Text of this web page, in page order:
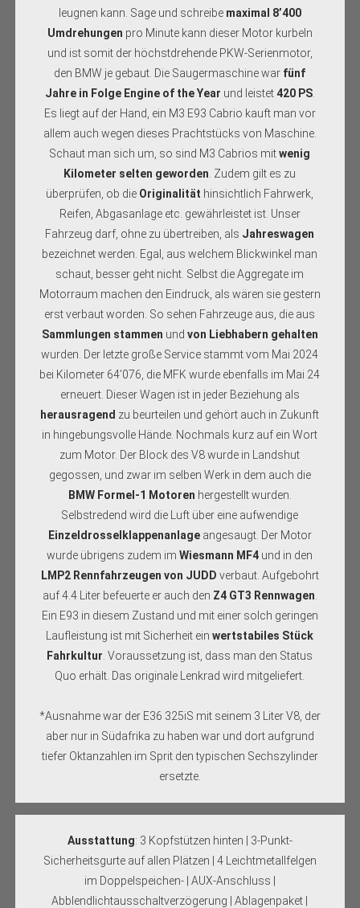
leugnen kann. Sage und schreibe maximal 8’400
Umdrehungen pro Minute kann dieser Motor kurbeln
und ist somit der höchstdrehende PKW-Serienmotor,
den BMW je gebaut. Die Saugermaschine war fünf
Jahre in Folge Engine of the Year und leistet 420 PS.
Es liegt auf der Hand, ein M3 E93 Cabrio kauft man vor
allem auch wegen dieses Prachtstücks von Maschine.
Schaut man sich um, so sind M3 Cabrios mitwenig
Kilometer selten geworden . Zudem gilt es zu
überprüfen, ob die Originalität hinsichtlich Fahrwerk,
Reifen, Abgasanlage etc. gewährleistet ist. Unser
Fahrzeug darf, ohne zu übertreiben, als Jahreswagen
bezeichnet werden. Egal, aus welchem Blickwinkel man
schaut, besser geht nicht. Selbst die Aggregate im
Motorraum machen den Eindruck, als wären sie gestern
erst verbaut worden. So sehen Fahrzeuge aus, die aus
Sammlungen stammen und von Liebhabern gehalten
wurden. Der letzte große Service stammt vom Mai 2024
bei Kilometer 64’076, die MFK wurde ebenfalls im Mai 24
erneuert. Dieser Wagen ist in jeder Beziehung als
herausragend zu beurteilen und gehört auch in Zukunft
in hingebungsvolle Hände. Nochmals kurz auf ein Wort
zum Motor. Der Block des V8 wurde in Landshut
gegossen, und zwar im selben Werk in dem auch die
BMW Formel-1 Motoren hergestellt wurden.
Selbstredend wird die Luft über eine aufwendige
Einzeldrosselklappenanlage angesaugt. Der Motor
wurde übrigens zudem imWiesmann MF4 und in den
LMP2 Rennfahrzeugen von JUDD verbaut. Aufgebohrt
auf 4.4 Liter befeuerte er auch den Z4 GT3 Rennwagen
Ein E93 in diesem Zustand und mit einer solch geringen
Laufleistung ist mit Sicherheit einwertstabiles Stück
Fahrkultur . Voraussetzung ist, dass man den Status
Quo erhält. Das originale Lenkrad wird mitgeliefert.
*Ausnahme war der E36 325iS mit seinem 3 Liter V8, der
aber nur in Südafrika zu haben war und dort aufgrund
tiefer Oktanzahlen im Sprit den typischen Sechszylinder
ersetzte.
Ausstattung: 3 Kopfstützen hinten | 3-Punkt-
Sicherheitsgurte auf allen Plätzen | 4 Leichtmetallfelgen
im Doppelspeichen- | AUX-Anschluss |
Abblendlichtausschaltverzögerung | Ablagenpaket |